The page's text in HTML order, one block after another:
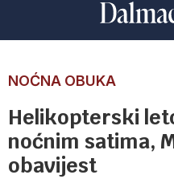
NOĆNA OBUKA
Helikopterski
noćnim satima,
obavijest